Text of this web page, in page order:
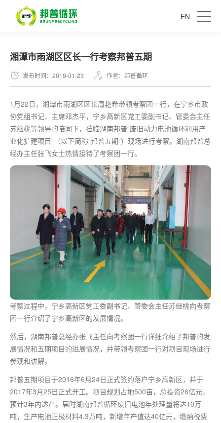
EN
湘潭市雨湖区区长一行考察邦普五期
发布时间：2019-01-23 作者：邦普循环
1月22日，湘潭市雨湖区区长周艳希带领考察团一行，在宁乡市政
协党组书记、主席邓杰平，宁乡高新区党工委副书记、管委会主任
苏继桃等领导的陪同下，莅临湖南邦普“废旧动力电池循环利用产
业化扩建项目”（以下简称“邦普五期”）现场进行考察。湖南邦普总
经办主任张飞女士热情接待了考察团一行。
考察过程中，宁乡高新区党工委副书记、管委会主任苏继桃向考察
团一行介绍了宁乡高新区的发展情况。
然后，湖南邦普总经办张飞主任向考察团一行详细介绍了邦普的发
展情况和五期项目的进展情况，并带领考察团一行对项目现场进行
参观和讲解。
邦普五期项目于2016年6月24日正式签约落户宁乡高新区，并于
2017年3月25日正式开工。项目规划占地500亩，总投资26亿元，
预计3年内达产。届时湖南邦普循环废旧电池年处理量将达10万
吨，生产电池正极材料4.3万吨，新增年产值达40亿元，缴纳税费